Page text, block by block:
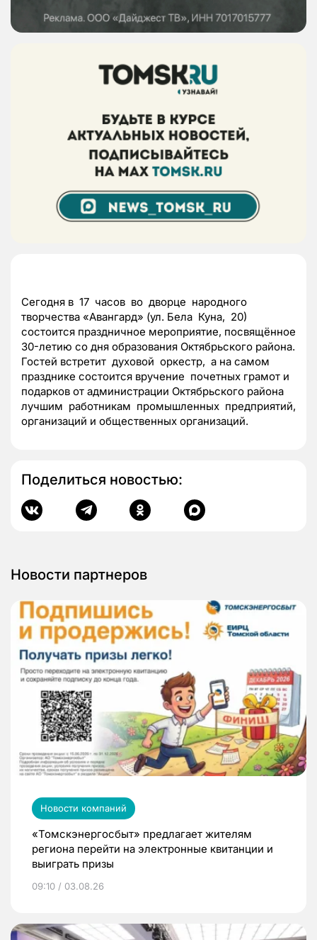
Сегодня в 17 часов во дворце народного
творчества «Авангард» (ул. Бела Куна, 20)
состоится праздничное мероприятие, посвящённое
30-летию со дня образования Октябрьского района.
Гостей встретит духовой оркестр, а на самом
празднике состоится вручение почетных грамот и
подарков от администрации Октябрьского района
лучшим работникам промышленных предприятий,
организаций и общественных организаций.
Поделиться новостью:
Новости партнеров
Новости компаний
«Томскэнергосбыт» предлагает жителям
региона перейти на электронные квитанции и
выиграть призы
09:10 / 03.08.26